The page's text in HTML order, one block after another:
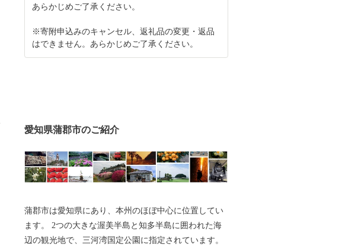
あらかじめご了承ください。
※寄附申込みのキャンセル、返礼品の変更・返品
はできません。あらかじめご了承ください。
愛知県蒲郡市のご紹介
蒲郡市は愛知県にあり、本州のほぼ中心に位置してい
ます。 2つの大きな渥美半島と知多半島に囲われた海
辺の観光地で、三河湾国定公園に指定されています。